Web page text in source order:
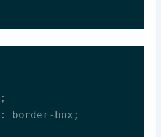
;
: border-box;